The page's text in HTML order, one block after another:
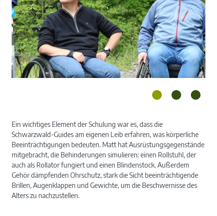
Die „Schauspieler“ (v. l.): Matthias Kropf, Hans-
Peter Matt, Nicolai Stotz, Renate Steinberger-
Künstel.
Ein wichtiges Element der Schulung war es, dass die
Schwarzwald-Guides am eigenen Leib erfahren, was körperliche
Beeinträchtigungen bedeuten. Matt hat Ausrüstungsgegenstände
mitgebracht, die Behinderungen simulieren: einen Rollstuhl, der
auch als Rollator fungiert und einen Blindenstock. Außerdem
Gehör dämpfenden Ohrschutz, stark die Sicht beeinträchtigende
Brillen, Augenklappen und Gewichte, um die Beschwernisse des
Alters zu nachzustellen.